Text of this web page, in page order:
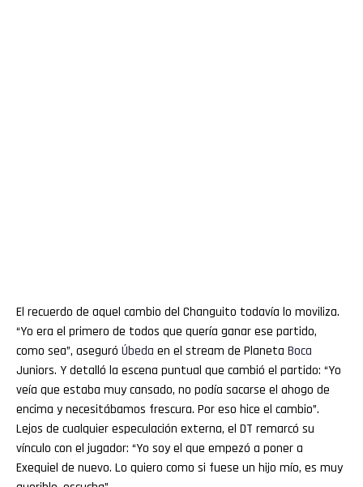
El recuerdo de aquel cambio del Changuito todavía lo moviliza.
“Yo era el primero de todos que quería ganar ese partido,
como sea”, aseguró Úbeda en el stream de Planeta Boca
Juniors. Y detalló la escena puntual que cambió el partido: “Yo
veía que estaba muy cansado, no podía sacarse el ahogo de
encima y necesitábamos frescura. Por eso hice el cambio”.
Lejos de cualquier especulación externa, el DT remarcó su
vínculo con el jugador: “Yo soy el que empezó a poner a
Exequiel de nuevo. Lo quiero como si fuese un hijo mío, es muy